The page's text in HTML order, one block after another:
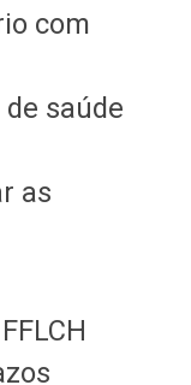
com
saúde
as